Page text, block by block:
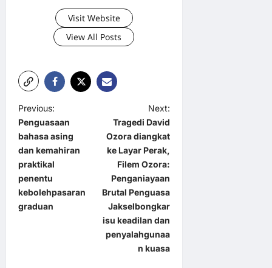
Visit Website
View All Posts
P
o
s
t
n
a
Previous:
Penguasaan
bahasa asing
dan kemahiran
praktikal
penentu
kebolehpasaran
graduan
Next:
Tragedi David
Ozora diangkat
ke Layar Perak,
Filem Ozora:
Penganiayaan
Brutal Penguasa
Jakselbongkar
isu keadilan dan
penyalahgunaa
n kuasa